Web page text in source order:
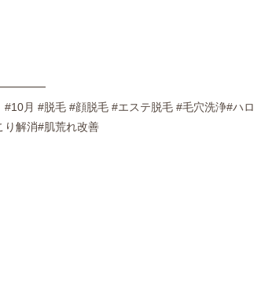
月 #脱毛 #顔脱毛 #エステ脱毛 #毛穴洗浄#ハロ
り解消#肌荒れ改善